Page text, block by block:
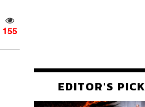
155
EDITOR'S PICK